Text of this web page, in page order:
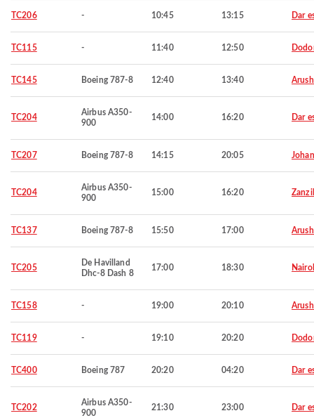
TC206 - 10:45 13:15 Dar
TC115 - 11:40 12:50
TC145 Boeing 787-8 12:40 13:40
TC204
Airbus A350-
900
14:00 16:20 Dar
TC207 Boeing 787-8 14:15 20:05
TC204
Airbus A350-
900
15:00 16:20
TC137 Boeing 787-8 15:50 17:00
TC205
De Havilland
Dhc-8 Dash 8
17:00 18:30
TC158 - 19:00 20:10
TC119 - 19:10 20:20
TC400 Boeing 787 20:20 04:20 Dar
TC202
Airbus A350-
900
21:30 23:00 Dar